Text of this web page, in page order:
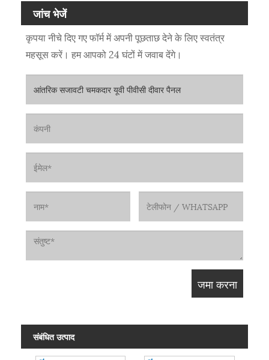
जांच भेजें
कृपया नीचे दिए गए फॉर्म में अपनी पूछताछ देने के लिए स्वतंत्र
महसूस करें। हम आपको 24 घंटों में जवाब देंगे।
संबंधित उत्पाद